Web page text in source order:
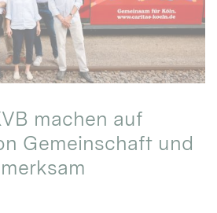
machen auf
Gemeinschaft und